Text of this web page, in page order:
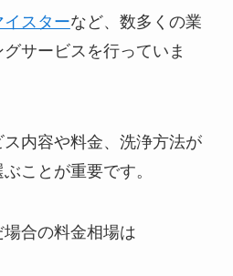
イスターなど、数多くの業
サービスを行っていま
内容や料金、洗浄方法が
ことが重要です。
合の料金相場は